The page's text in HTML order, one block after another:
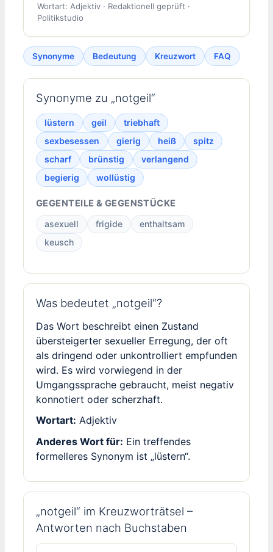
Wortart: Adjektiv · Redaktionell geprüft ·
Politikstudio
Synonyme Bedeutung Kreuzwort FAQ
Synonyme zu „notgeil“
lüstern geil
triebhaft
sexbesessen
gierig heiß
spitz
scharf
brünstig
verlangend
begierig
wollüstig
GEGENTEILE & GEGENSTÜCKE
asexuell frigide
enthaltsam
keusch
Was bedeutet „notgeil“?
Das Wort beschreibt einen Zustand
übersteigerter sexueller Erregung, der oft
als dringend oder unkontrolliert empfunden
wird. Es wird vorwiegend in der
Umgangssprache gebraucht, meist negativ
konnotiert oder scherzhaft.
Wortart: Adjektiv
Anderes Wort für: Ein treffendes
formelleres Synonym ist „lüstern“.
„notgeil“ im Kreuzworträtsel –
Antworten nach Buchstaben